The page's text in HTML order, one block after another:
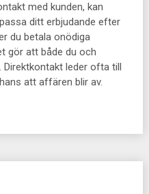
med kunden, kan
ditt erbjudande efter
du betala onödiga
gör att både du och
Direktkontakt leder ofta till
att affären blir av.